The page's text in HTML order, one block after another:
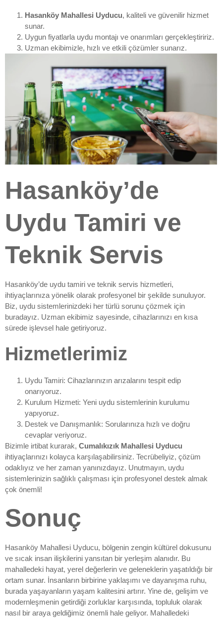
Hasanköy Mahallesi Uyducu, kaliteli ve güvenilir hizmet
sunar.
Uygun fiyatlarla uydu montajı ve onarımları gerçekleştiririz.
Uzman ekibimizle, hızlı ve etkili çözümler sunarız.
Hasanköy’de
Uydu Tamiri ve
Teknik Servis
Hasanköy’de uydu tamiri ve teknik servis hizmetleri,
ihtiyaçlarınıza yönelik olarak profesyonel bir şekilde sunuluyor.
Biz, uydu sistemlerinizdeki her türlü sorunu çözmek için
buradayız. Uzman ekibimiz sayesinde, cihazlarınızı en kısa
sürede işlevsel hale getiriyoruz.
Hizmetlerimiz
Uydu Tamiri: Cihazlarınızın arızalarını tespit edip
onarıyoruz.
Kurulum Hizmeti: Yeni uydu sistemlerinin kurulumu
yapıyoruz.
Destek ve Danışmanlık: Sorularınıza hızlı ve doğru
cevaplar veriyoruz.
Bizimle irtibat kurarak, Cumalıkızık Mahallesi Uyducu
ihtiyaçlarınızı kolayca karşılaşabilirsiniz. Tecrübeliyiz, çözüm
odaklıyız ve her zaman yanınızdayız. Unutmayın, uydu
sistemlerinizin sağlıklı çalışması için profesyonel destek almak
çok önemli!
Sonuç
Hasanköy Mahallesi Uyducu, bölgenin zengin kültürel dokusunu
ve sıcak insan ilişkilerini yansıtan bir yerleşim alanıdır. Bu
mahalledeki hayat, yerel değerlerin ve geleneklerin yaşatıldığı bir
ortam sunar. İnsanların birbirine yaklaşımı ve dayanışma ruhu,
burada yaşayanların yaşam kalitesini artırır. Yine de, gelişim ve
modernleşmenin getirdiği zorluklar karşısında, topluluk olarak
nasıl bir araya geldiğimiz önemli hale geliyor. Mahalledeki